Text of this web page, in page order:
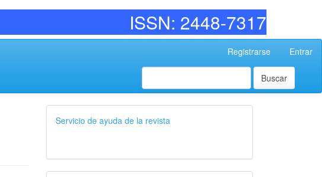
2448-7317
Registrarse Entrar
Buscar
Servicio de ayuda de la revista